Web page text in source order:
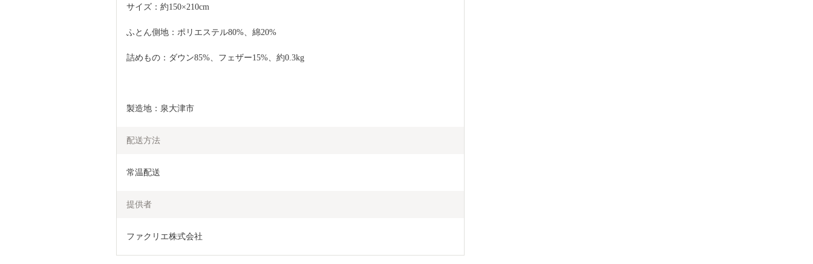
サイズ：約150×210cm
ふとん側地：ポリエステル80%、綿20%
詰めもの：ダウン85%、フェザー15%、約0.3kg
製造地：泉大津市
配送方法
常温配送
提供者
ファクリエ株式会社